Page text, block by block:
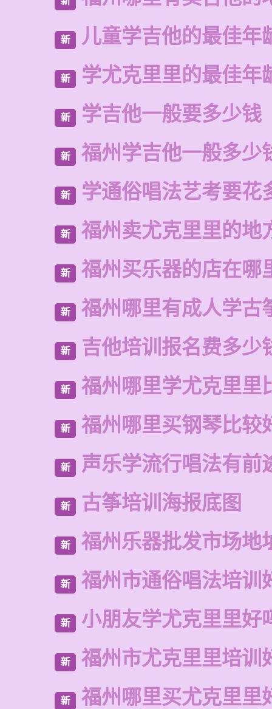
新 儿童学吉他的最佳年
新 学尤克里里的最佳年
新 学吉他一般要多少钱
新 福州学吉他一般多少
新 学通俗唱法艺考要花
新 福州卖尤克里里的地
新 福州买乐器的店在哪
新 福州哪里有成人学古
新 吉他培训报名费多少
新 福州哪里学尤克里里
新 福州哪里买钢琴比较
新 声乐学流行唱法有前
新 古筝培训海报底图
新 福州乐器批发市场地
新 福州市通俗唱法培训
新 小朋友学尤克里里好
新 福州市尤克里里培训
新 福州哪里买尤克里里